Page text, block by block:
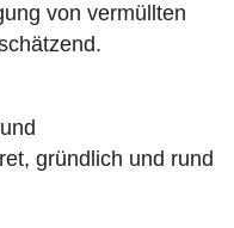
von vermüllten
gründlich und rund